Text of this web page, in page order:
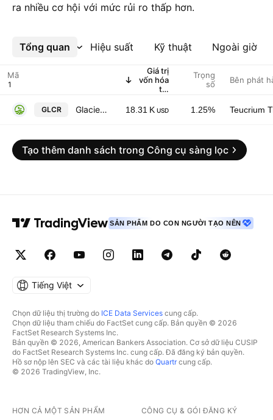
ra nhiều cơ hội với mức rủi ro thấp hơn.
Tổng quan Hiệu suất Kỹ thuật Ngoài giờ
Xem thêm
Mã
Giá trị
vốn hóa
thị
Trọng
số
Bên phát
GLCR GlacierShares Nasdaq Iceland ETF 18.31 K USD 1.25% Teucrium
Tạo thêm danh sách trong Công cụ sàng lọc
SẢN PHẨM DO CON NGƯỜI TẠO NÊN
Tiếng Việt
Chọn dữ liệu thị trường do ICE Data Services cung cấp.
Chọn dữ liệu tham chiếu do FactSet cung cấp. Bản quyền © 2026
FactSet Research Systems Inc.
Bản quyền © 2026, American Bankers Association. Cơ sở dữ liệu CUSIP
do FactSet Research Systems Inc. cung cấp. Đã đăng ký bản quyền.
Hồ sơ nộp lên SEC và các tài liệu khác do Quartrcung cấp.
© 2026 TradingView, Inc.
HƠN CẢ MỘT SẢN PHẨM CÔNG CỤ & GÓI ĐĂNG KÝ